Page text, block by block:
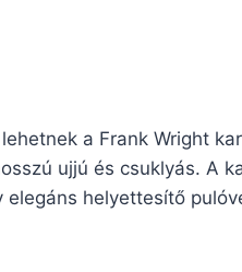
a Frank Wright
ujjú és csuklyás. A
helyettesítő